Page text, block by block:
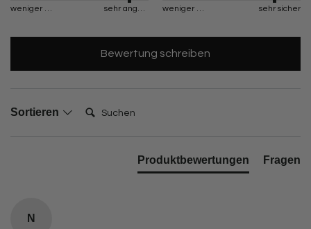
weniger angenehm sehr angenehm weniger sicher sehr sicher
Bewertung schreiben
Sortieren Suchen:
Produktbewertungen Fragen
N